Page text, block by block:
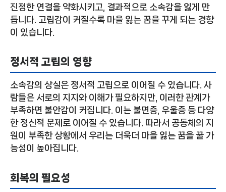
진정한 연결을 약화시키고, 결과적으로 소속감을 잃게 만
듭니다. 고립감이 커질수록 마을 잃는 꿈을 꾸게 되는 경향
이 있습니다.
정서적 고립의 영향
소속감의 상실은 정서적 고립으로 이어질 수 있습니다. 사
람들은 서로의 지지와 이해가 필요하지만, 이러한 관계가
부족하면 불안감이 커집니다. 이는 불면증, 우울증 등 다양
한 정신적 문제로 이어질 수 있습니다. 따라서 공동체의 지
원이 부족한 상황에서 우리는 더욱더 마을 잃는 꿈을 꿀 가
능성이 높아집니다.
회복의 필요성